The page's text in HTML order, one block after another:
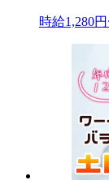
時給1,280